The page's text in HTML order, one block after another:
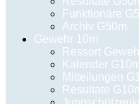
Funktionäre
Archiv G50m
Gewehr 10m
Ressort
Kalender
Mitteilungen
Resultate